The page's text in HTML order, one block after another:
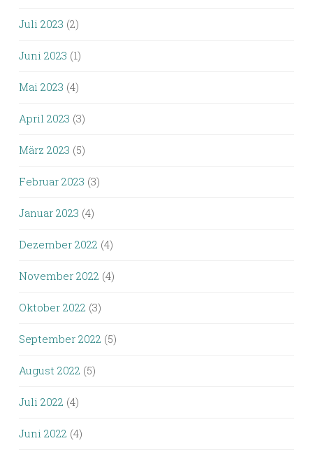
Juli 2023 (2)
Juni 2023 (1)
Mai 2023 (4)
April 2023 (3)
März 2023 (5)
Februar 2023 (3)
Januar 2023 (4)
Dezember 2022 (4)
November 2022 (4)
Oktober 2022 (3)
September 2022 (5)
August 2022 (5)
Juli 2022 (4)
Juni 2022 (4)